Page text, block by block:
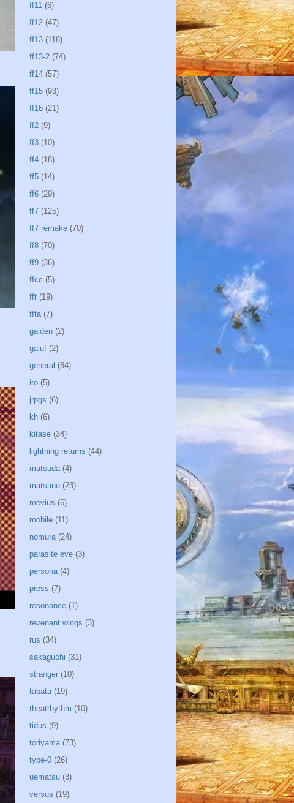
ff11 (6)
ff12 (47)
ff13 (118)
ff13-2 (74)
ff14 (57)
ff15 (93)
ff16 (21)
ff2 (9)
ff3 (10)
ff4 (18)
ff5 (14)
ff6 (29)
ff7 (125)
ff7 remake (70)
ff8 (70)
ff9 (36)
ffcc (5)
fft (19)
ffta (7)
gaiden (2)
galuf (2)
general (84)
ito (5)
jrpgs (6)
kh (6)
kitase (34)
lightning returns (44)
matsuda (4)
matsuno (23)
mevius (6)
mobile (11)
nomura (24)
parasite eve (3)
persona (4)
press (7)
resonance (1)
revenant wings (3)
rus (34)
sakaguchi (31)
stranger (10)
tabata (19)
theatrhythm (10)
tidus (9)
toriyama (73)
type-0 (26)
uematsu (3)
versus (19)